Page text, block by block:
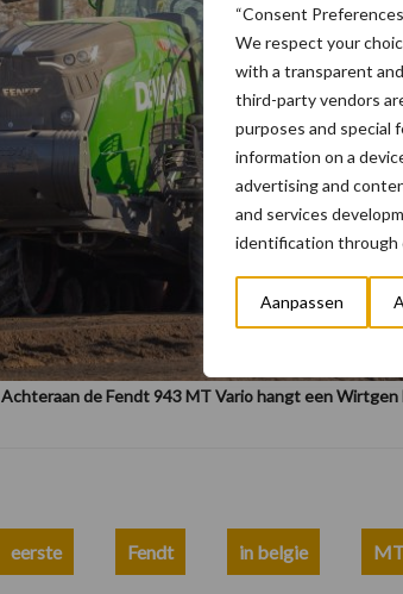
“Consent
We respect your
with a transparent
third-party vendors
purposes and special
information on a
advertising and
and services
identification through
Aanpassen
Achteraan de Fendt 943 MT Vario hangt een Wirtgen
eerste Fendt in belgie